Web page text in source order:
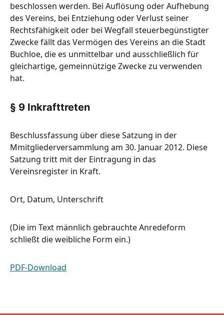
beschlossen werden. Bei Auflösung oder Aufhebung
des Vereins, bei Entziehung oder Verlust seiner
Rechtsfähigkeit oder bei Wegfall steuerbegünstigter
Zwecke fällt das Vermögen des Vereins an die Stadt
Buchloe, die es unmittelbar und ausschließlich für
gleichartige, gemeinnützige Zwecke zu verwenden
hat.
§ 9 Inkrafttreten
Beschlussfassung über diese Satzung in der
Mmitgliederversammlung am 30. Januar 2012. Diese
Satzung tritt mit der Eintragung in das
Vereinsregister in Kraft.
Ort, Datum, Unterschrift
(Die im Text männlich gebrauchte Anredeform
schließt die weibliche Form ein.)
PDF-Download